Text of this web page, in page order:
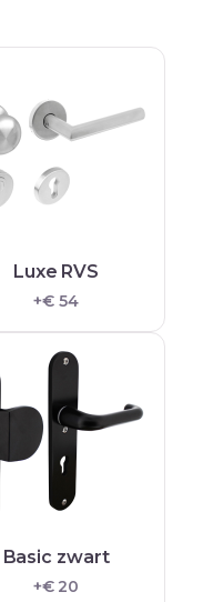
Luxe RVS
+€ 54
Basic zwart
+€ 20